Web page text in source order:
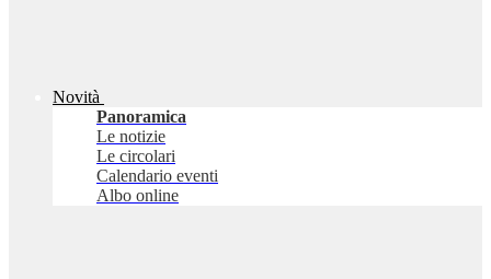
Novità
Panoramica
Le notizie
Le circolari
Calendario eventi
Albo online